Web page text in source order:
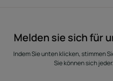
Melden sie sich für
Indem Sie unten klicken, stimmen
Sie können sich